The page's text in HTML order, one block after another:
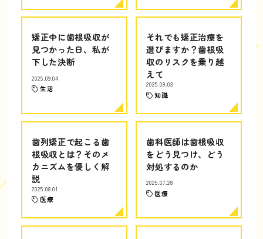
矯正中に歯根吸収が
見つかった日、私が
下した決断
2025.09.04
生活
それでも矯正治療を
選びますか？歯根吸
収のリスクを乗り越
えて
2025.09.03
知識
歯列矯正で起こる歯
根吸収とは？そのメ
カニズムを優しく解
説
2025.08.01
医療
歯科医師は歯根吸収
をどう見つけ、どう
対処するのか
2025.07.28
医療